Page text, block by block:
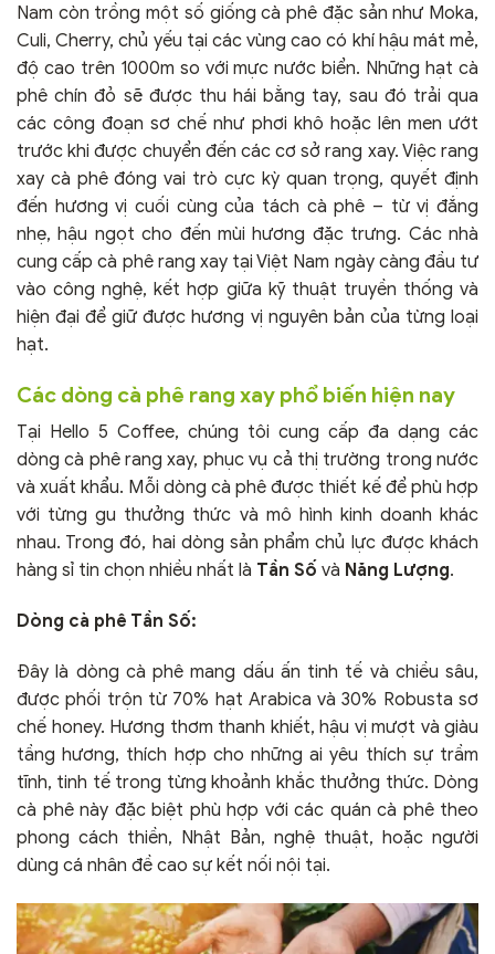
Nam còn trồng một số giống cà phê đặc sản như Moka,
Culi, Cherry, chủ yếu tại các vùng cao có khí hậu mát mẻ,
độ cao trên 1000m so với mực nước biển. Những hạt cà
phê chín đỏ sẽ được thu hái bằng tay, sau đó trải qua
các công đoạn sơ chế như phơi khô hoặc lên men ướt
trước khi được chuyển đến các cơ sở rang xay. Việc rang
xay cà phê đóng vai trò cực kỳ quan trọng, quyết định
đến hương vị cuối cùng của tách cà phê – từ vị đắng
nhẹ, hậu ngọt cho đến mùi hương đặc trưng. Các nhà
cung cấp cà phê rang xay tại Việt Nam ngày càng đầu tư
vào công nghệ, kết hợp giữa kỹ thuật truyền thống và
hiện đại để giữ được hương vị nguyên bản của từng loại
hạt.
Các dòng cà phê rang xay phổ biến hiện nay
Tại Hello 5 Coffee, chúng tôi cung cấp đa dạng các
dòng cà phê rang xay, phục vụ cả thị trường trong nước
và xuất khẩu. Mỗi dòng cà phê được thiết kế để phù hợp
với từng gu thưởng thức và mô hình kinh doanh khác
nhau. Trong đó, hai dòng sản phẩm chủ lực được khách
hàng sỉ tin chọn nhiều nhất là Tần Số và Năng Lượng.
Dòng cà phê Tần Số:
Đây là dòng cà phê mang dấu ấn tinh tế và chiều sâu,
được phối trộn từ 70% hạt Arabica và 30% Robusta sơ
chế honey. Hương thơm thanh khiết, hậu vị mượt và giàu
tầng hương, thích hợp cho những ai yêu thích sự trầm
tĩnh, tinh tế trong từng khoảnh khắc thưởng thức. Dòng
cà phê này đặc biệt phù hợp với các quán cà phê theo
phong cách thiền, Nhật Bản, nghệ thuật, hoặc người
dùng cá nhân đề cao sự kết nối nội tại.